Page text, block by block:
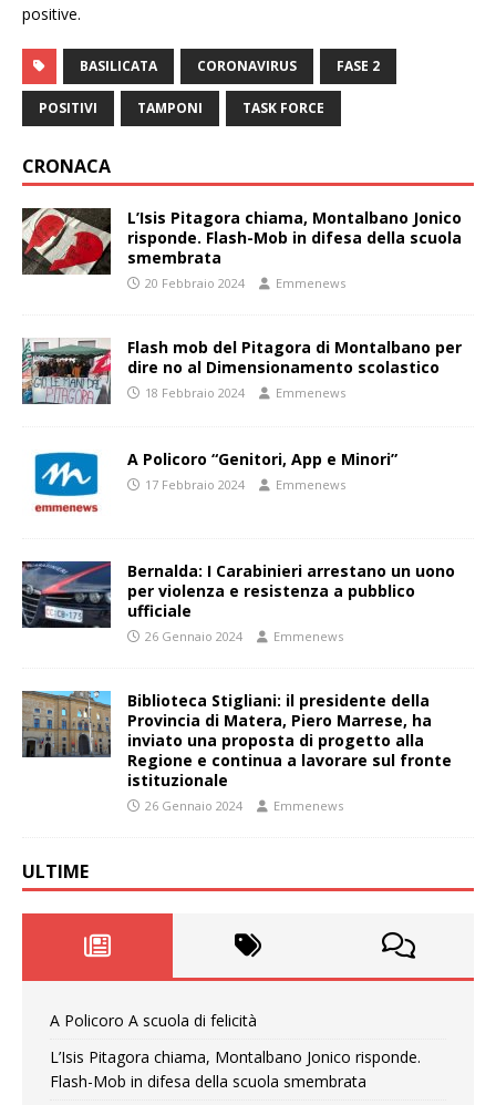
positive.
BASILICATA CORONAVIRUS FASE 2
POSITIVI TAMPONI TASK FORCE
CRONACA
L’Isis Pitagora chiama, Montalbano Jonico
risponde. Flash-Mob in difesa della scuola
smembrata
20 Febbraio 2024 Emmenews
Flash mob del Pitagora di Montalbano per
dire no al Dimensionamento scolastico
18 Febbraio 2024 Emmenews
A Policoro “Genitori, App e Minori”
17 Febbraio 2024 Emmenews
Bernalda: I Carabinieri arrestano un uono
per violenza e resistenza a pubblico
ufficiale
26 Gennaio 2024 Emmenews
Biblioteca Stigliani: il presidente della
Provincia di Matera, Piero Marrese, ha
inviato una proposta di progetto alla
Regione e continua a lavorare sul fronte
istituzionale
26 Gennaio 2024 Emmenews
ULTIME
A Policoro A scuola di felicità
L’Isis Pitagora chiama, Montalbano Jonico risponde.
Flash-Mob in difesa della scuola smembrata